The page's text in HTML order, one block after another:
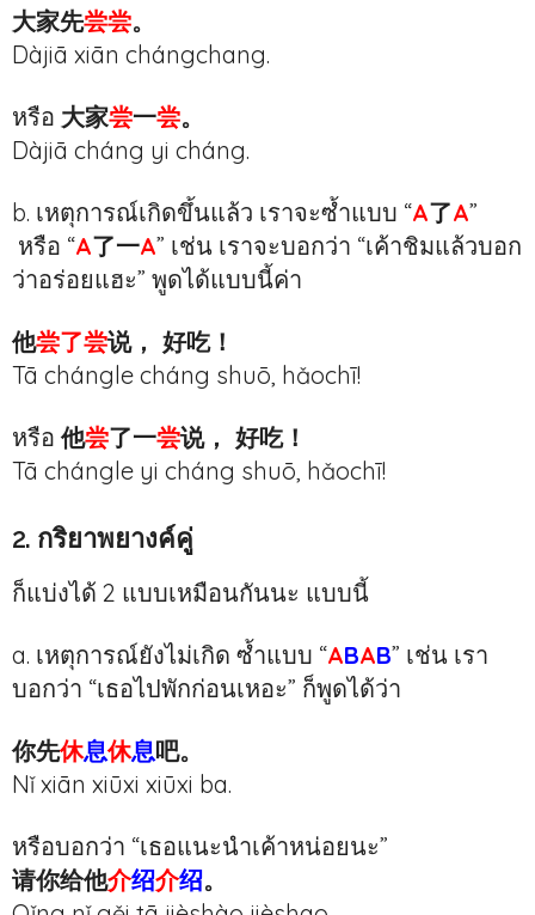
大家先尝尝。
Dàjiā xiān chángchang.
หรือ 大家尝一尝。
Dàjiā cháng yi cháng.
b. เหตุการณ์เกิดขึ้นแล้ว เราจะซ้ำแบบ “A了A”
หรือ “A了一A” เช่น เราจะบอกว่า “เค้าชิมแล้วบอก
ว่าอร่อยแฮะ” พูดได้แบบนี้ค่า
他尝了尝说， 好吃！
Tā chángle cháng shuō, hǎochī!
หรือ 他尝了一尝说， 好吃！
Tā chángle yi cháng shuō, hǎochī!
2. กริยาพยางค์คู่
ก็แบ่งได้ 2 แบบเหมือนกันนะ แบบนี้
a. เหตุการณ์ยังไม่เกิด ซ้ำแบบ “ABAB” เช่น เรา
บอกว่า “เธอไปพักก่อนเหอะ” ก็พูดได้ว่า
你先休息休息吧。
Nǐ xiān xiūxi xiūxi ba.
หรือบอกว่า “เธอแนะนำเค้าหน่อยนะ”
请你给他介绍介绍。